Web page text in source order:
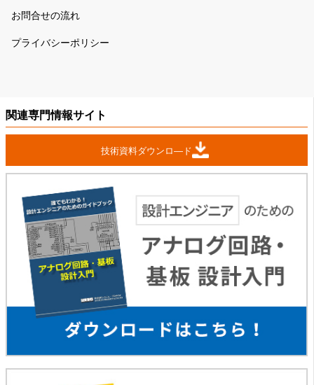
お問合せの流れ
プライバシーポリシー
関連専門情報サイト
技術資料ダウンロ―ド